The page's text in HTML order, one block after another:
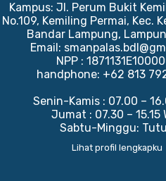
Kampus: Jl. Perum Bukit
No.109, Kemiling Permai, Kec.
Bandar Lampung,
Email:
NPP :
handphone: +62 813
Senin-Kamis : 07.00 –
Jumat : 07.30 – 15.15
Sabtu-Minggu:
Lihat profil lengkapku